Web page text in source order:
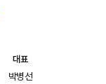
대표
박병선